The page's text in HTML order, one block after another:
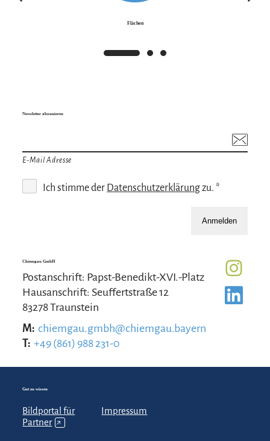
Flächen
Newsletter abonnieren
E-Mail Adresse
Ich stimme der Datenschutzerklärungzu. *
Anmelden
Chiemgau GmbH
Postanschrift: Papst-Benedikt-XVI.-Platz
Hausanschrift: Seuffertstraße 12
83278 Traunstein
M: chiemgau.gmbh@chiemgau.bayern
T: +49 (861) 988 231-0
Gut zu wissen
Bildportal für
Partner ↗
Impressum